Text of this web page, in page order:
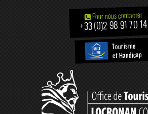
Pour nous contacter
+33 (0)2 98 91 70 14
Tourisme
et Handicap